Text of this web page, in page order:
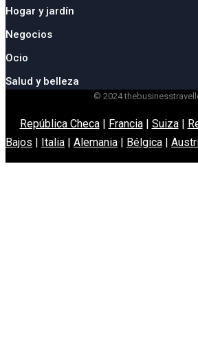
Hogar y jardín
Negocios
Ocio
Salud y belleza
© 2024
República Checa| Francia| Suiza|
Bajos | Italia | Alemania | Bélgica |